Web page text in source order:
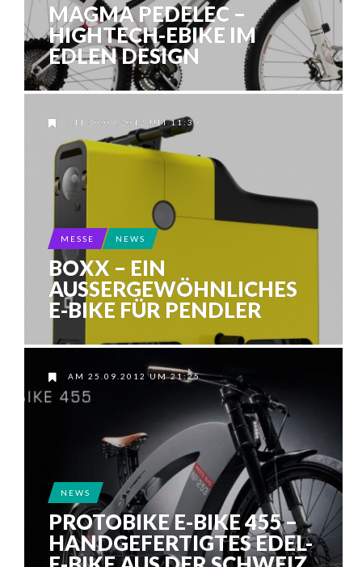
MAGMA PEDELEC –
HIGHTECH-EBIKE IM
EDLEN DESIGN
AM 30.09.2012 UM 11:39
MESSE NEWS
BOXX – EIN
AUSSERGEWÖHNLICHES E
-BIKE FÜR PENDLER
AM 25.09.2012 UM 21:25
NEWS
PROTOBIKE E-BIKE 455 –
HANDGEFERTIGTES EDEL-